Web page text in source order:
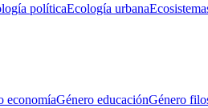
políticaEcología urbana
economíaGénero educaciónGénero